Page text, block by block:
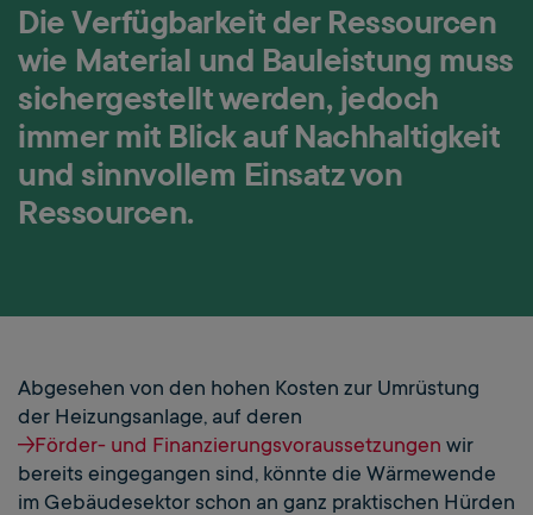
Die Verfügbarkeit der Ressourcen
wie Material und Bauleistung muss
sichergestellt werden, jedoch
immer mit Blick auf Nachhaltigkeit
und sinnvollem Einsatz von
Ressourcen.
Abgesehen von den hohen Kosten zur Umrüstung
der Heizungsanlage, auf deren
Förder- und Finanzierungsvoraussetzungen wir
bereits eingegangen sind, könnte die Wärmewende
im Gebäudesektor schon an ganz praktischen Hürden